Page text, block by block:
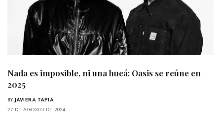
Nada es imposible, ni una hueá: Oasis se reúne en
2025
BY JAVIERA TAPIA
27 DE AGOSTO DE 2024